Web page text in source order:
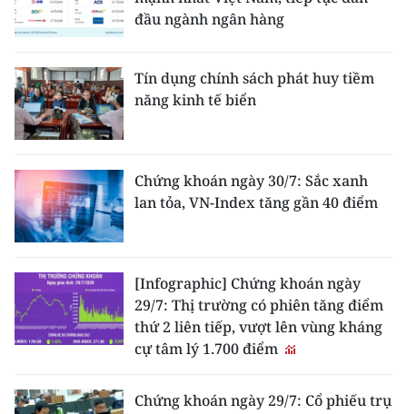
đầu ngành ngân hàng
Tín dụng chính sách phát huy tiềm
năng kinh tế biển
Chứng khoán ngày 30/7: Sắc xanh
lan tỏa, VN-Index tăng gần 40 điểm
[Infographic] Chứng khoán ngày
29/7: Thị trường có phiên tăng điểm
thứ 2 liên tiếp, vượt lên vùng kháng
cự tâm lý 1.700 điểm
Chứng khoán ngày 29/7: Cổ phiếu trụ